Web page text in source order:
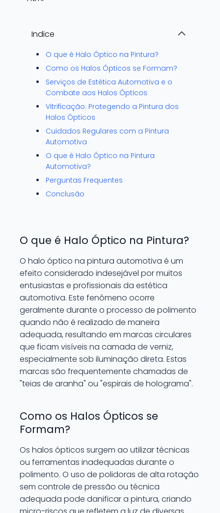
Indice
O que é Halo Óptico na Pintura?
Como os Halos Ópticos se Formam?
Serviços de Estética Automotiva e o
Combate aos Halos Ópticos
Vitrificação: Protegendo a Pintura dos
Halos Ópticos
Cuidados Regulares com a Pintura
Automotiva
O que é Halo Óptico na Pintura
Automotiva?
Perguntas Frequentes
Conclusão
O que é Halo Óptico na Pintura?
O halo óptico na pintura automotiva é um
efeito considerado indesejável por muitos
entusiastas e profissionais da estética
automotiva. Este fenômeno ocorre
geralmente durante o processo de polimento
quando não é realizado de maneira
adequada, resultando em marcas circulares
que ficam visíveis na camada de verniz,
especialmente sob iluminação direta. Estas
marcas são frequentemente chamadas de
"teias de aranha" ou "espirais de holograma".
Como os Halos Ópticos se
Formam?
Os halos ópticos surgem ao utilizar técnicas
ou ferramentas inadequadas durante o
polimento. O uso de polidoras de alta rotação
sem controle de pressão ou técnica
adequada pode danificar a pintura, criando